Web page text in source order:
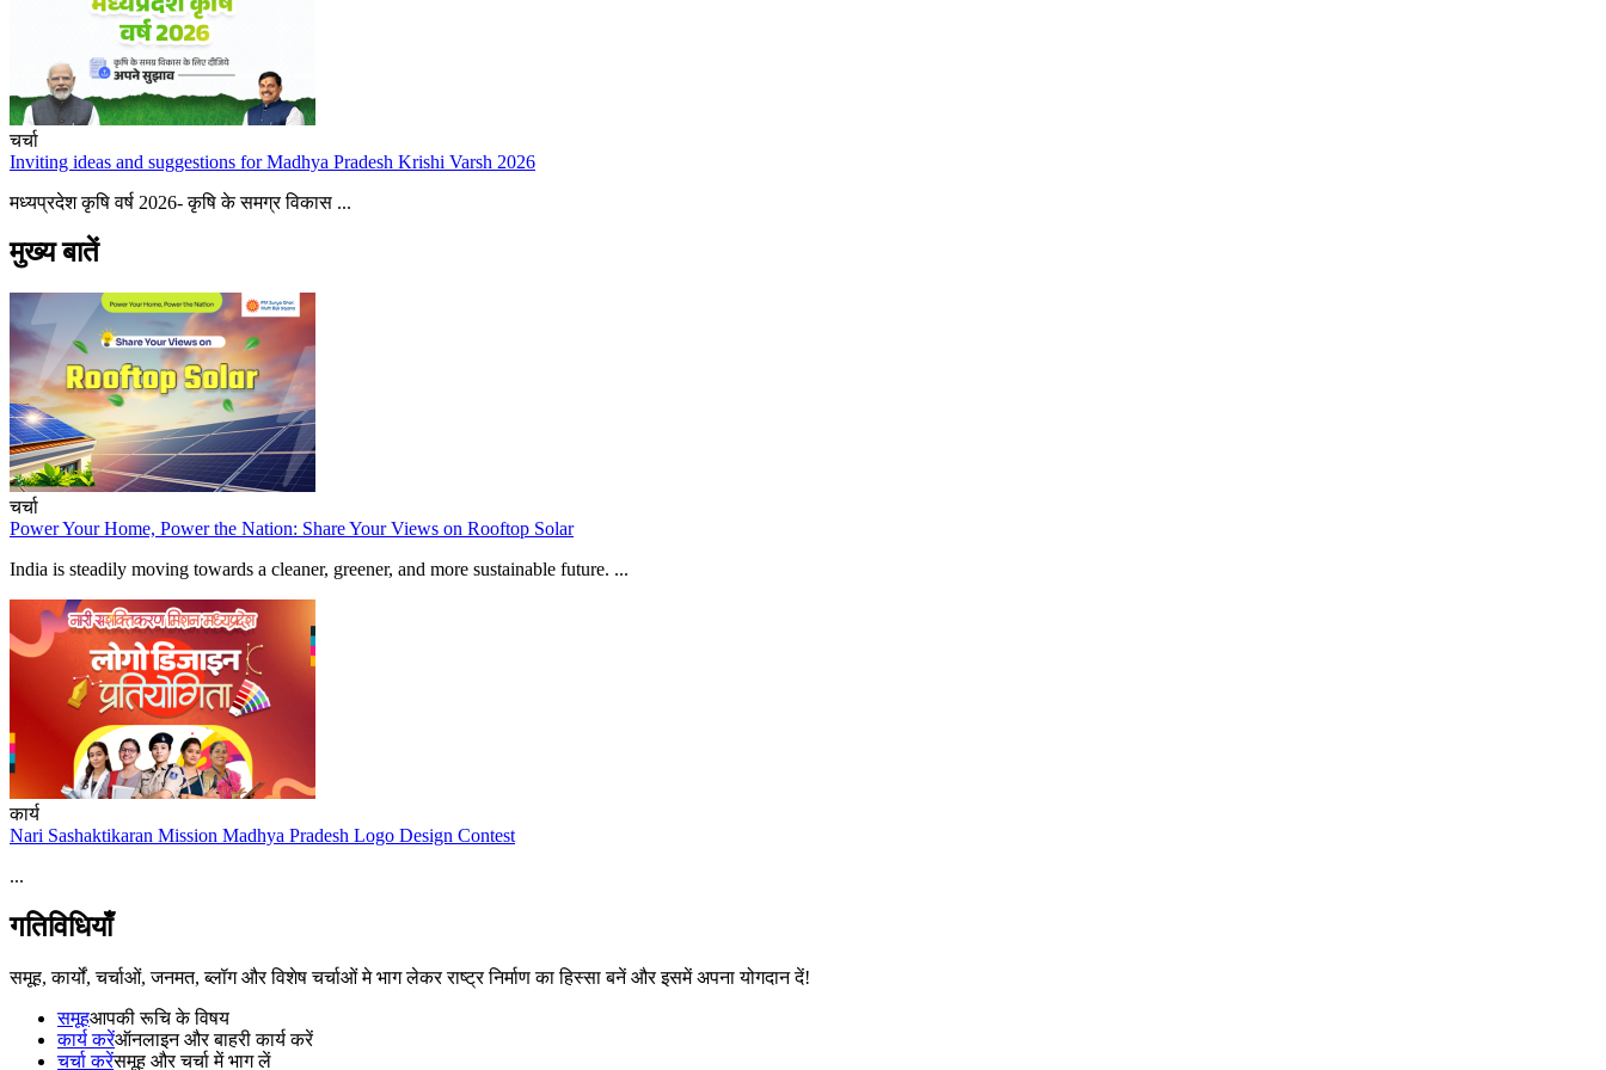
चर्चा
Inviting ideas and suggestions for Madhya Pradesh Krishi Varsh 2026
मध्यप्रदेश कृषि वर्ष 2026- कृषि के समग्र विकास ...
मुख्य बातें
चर्चा
Power Your Home, Power the Nation: Share Your Views on Rooftop Solar
India is steadily moving towards a cleaner, greener, and more sustainable future. ...
कार्य
Nari Sashaktikaran Mission Madhya Pradesh Logo Design Contest
...
गतिविधियाँ
समूह, कार्यों, चर्चाओं, जनमत, ब्लॉग और विशेष चर्चाओं मे भाग लेकर राष्ट्र निर्माण का हिस्सा बनें और इसमें अपना योगदान दें!
समूहआपकी रूचि के विषय
कार्य करेंऑनलाइन और बाहरी कार्य करें
चर्चा करेंसमूह और चर्चा में भाग लें